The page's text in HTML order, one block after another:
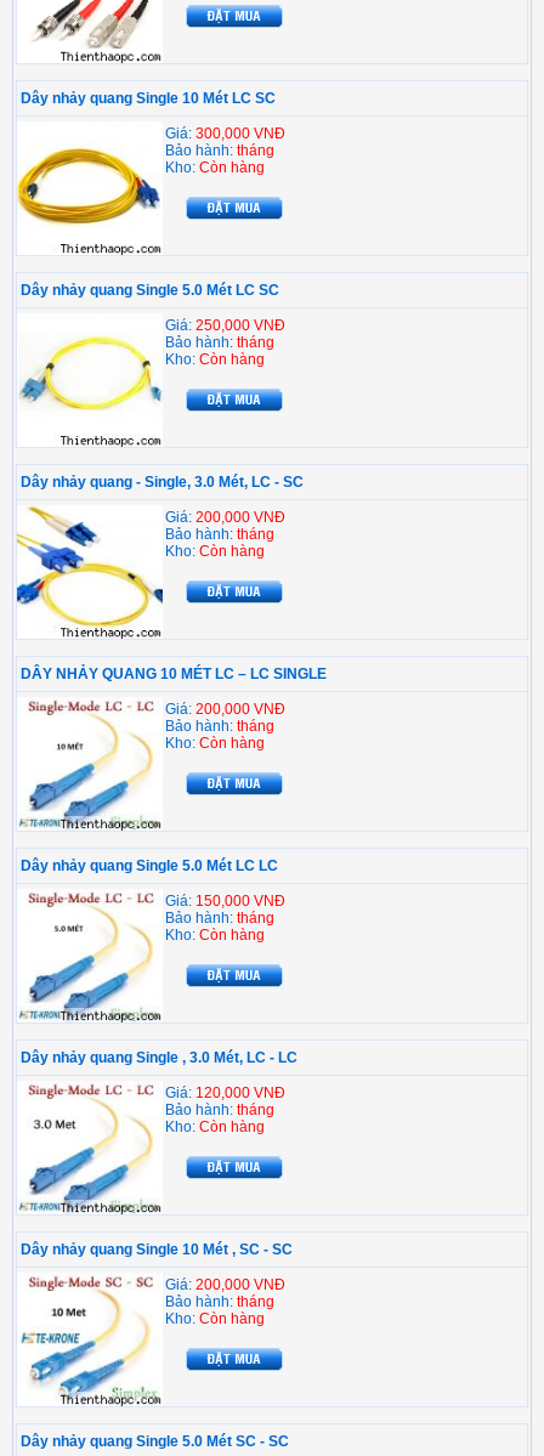
Dây nhảy quang Single 10 Mét LC SC
Giá: 300,000 VNĐ
Bảo hành: tháng
Kho: Còn hàng
Dây nhảy quang Single 5.0 Mét LC SC
Giá: 250,000 VNĐ
Bảo hành: tháng
Kho: Còn hàng
Dây nhảy quang - Single, 3.0 Mét, LC - SC
Giá: 200,000 VNĐ
Bảo hành: tháng
Kho: Còn hàng
DÂY NHẢY QUANG 10 MÉT LC – LC SINGLE
Giá: 200,000 VNĐ
Bảo hành: tháng
Kho: Còn hàng
Dây nhảy quang Single 5.0 Mét LC LC
Giá: 150,000 VNĐ
Bảo hành: tháng
Kho: Còn hàng
Dây nhảy quang Single , 3.0 Mét, LC - LC
Giá: 120,000 VNĐ
Bảo hành: tháng
Kho: Còn hàng
Dây nhảy quang Single 10 Mét , SC - SC
Giá: 200,000 VNĐ
Bảo hành: tháng
Kho: Còn hàng
Dây nhảy quang Single 5.0 Mét SC - SC